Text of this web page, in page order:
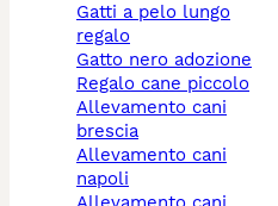
gatti a pelo lungo
regalo
gatto nero adozione
regalo cane piccolo
allevamento cani
brescia
allevamento cani
napoli